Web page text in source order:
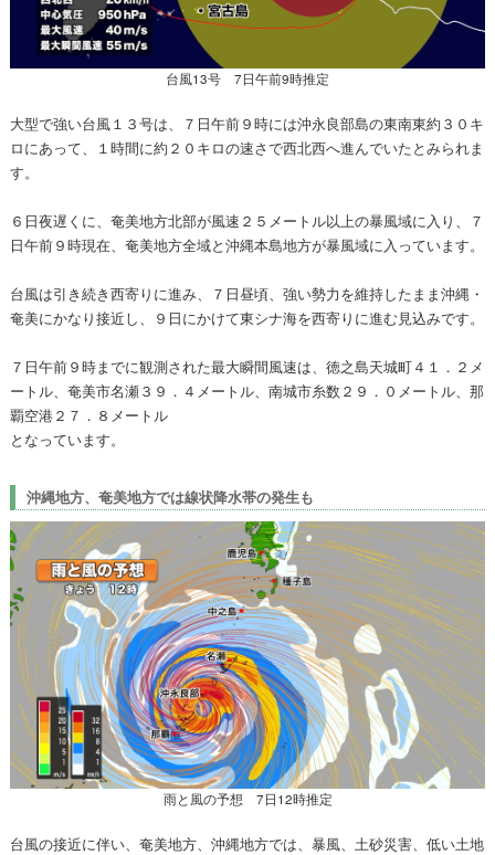
台風13号 7日午前9時推定
大型で強い台風１３号は、７日午前９時には沖永良部島の東南東約３０キ
ロにあって、１時間に約２０キロの速さで西北西へ進んでいたとみられま
す。
６日夜遅くに、奄美地方北部が風速２５メートル以上の暴風域に入り、７
日午前９時現在、奄美地方全域と沖縄本島地方が暴風域に入っています。
台風は引き続き西寄りに進み、７日昼頃、強い勢力を維持したまま沖縄・
奄美にかなり接近し、９日にかけて東シナ海を西寄りに進む見込みです。
７日午前９時までに観測された最大瞬間風速は、徳之島天城町４１．２メ
ートル、奄美市名瀬３９．４メートル、南城市糸数２９．０メートル、那
覇空港２７．８メートル
となっています。
沖縄地方、奄美地方では線状降水帯の発生も
雨と風の予想 7日12時推定
台風の接近に伴い、奄美地方、沖縄地方では、暴風、土砂災害、低い土地